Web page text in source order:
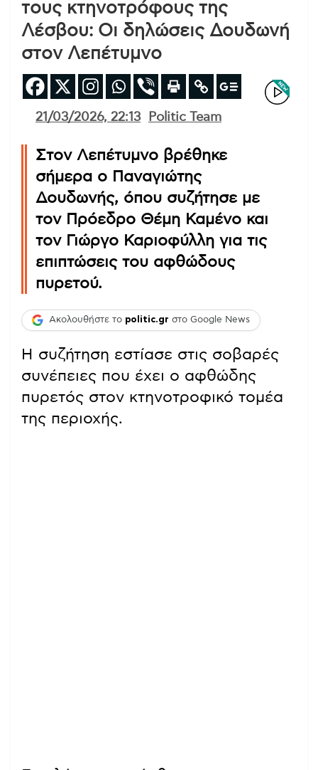
τους κτηνοτρόφους της
Λέσβου: Οι δηλώσεις Δουδωνή
στον Λεπέτυμνο
21/03/2026, 22:13 Politic Team
Στον Λεπέτυμνο βρέθηκε
σήμερα ο Παναγιώτης
Δουδωνής, όπου συζήτησε με
τον Πρόεδρο Θέμη Καμένο και
τον Γιώργο Καριοφύλλη για τις
επιπτώσεις του αφθώδους
πυρετού.
Ακολουθήστε το politic.gr στο Google News
Η συζήτηση εστίασε στις σοβαρές
συνέπειες που έχει ο αφθώδης
πυρετός στον κτηνοτροφικό τομέα
της περιοχής.